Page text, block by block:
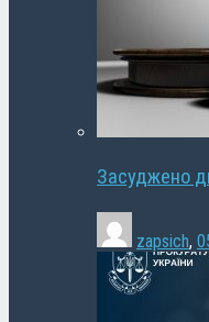
Засуджено
zapsich,